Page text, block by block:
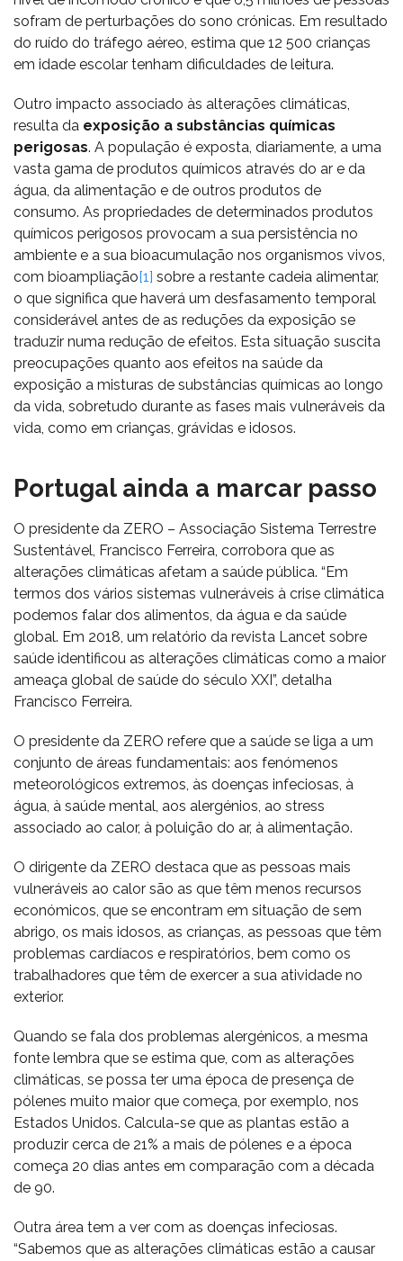
sofram de perturbações do sono crónicas. Em resultado
do ruído do tráfego aéreo, estima que 12 500 crianças
em idade escolar tenham dificuldades de leitura.
Outro impacto associado às alterações climáticas,
resulta da exposição a substâncias químicas
perigosas. A população é exposta, diariamente, a uma
vasta gama de produtos químicos através do ar e da
água, da alimentação e de outros produtos de
consumo. As propriedades de determinados produtos
químicos perigosos provocam a sua persistência no
ambiente e a sua bioacumulação nos organismos vivos,
com bioampliação[1] sobre a restante cadeia alimentar,
o que significa que haverá um desfasamento temporal
considerável antes de as reduções da exposição se
traduzir numa redução de efeitos. Esta situação suscita
preocupações quanto aos efeitos na saúde da
exposição a misturas de substâncias químicas ao longo
da vida, sobretudo durante as fases mais vulneráveis da
vida, como em crianças, grávidas e idosos.
Portugal ainda a marcar passo
O presidente da ZERO – Associação Sistema Terrestre
Sustentável, Francisco Ferreira, corrobora que as
alterações climáticas afetam a saúde pública. “Em
termos dos vários sistemas vulneráveis à crise climática
podemos falar dos alimentos, da água e da saúde
global. Em 2018, um relatório da revista Lancet sobre
saúde identificou as alterações climáticas como a maior
ameaça global de saúde do século XXI”, detalha
Francisco Ferreira.
O presidente da ZERO refere que a saúde se liga a um
conjunto de áreas fundamentais: aos fenómenos
meteorológicos extremos, às doenças infeciosas, à
água, à saúde mental, aos alergénios, ao stress
associado ao calor, à poluição do ar, à alimentação.
O dirigente da ZERO destaca que as pessoas mais
vulneráveis ao calor são as que têm menos recursos
económicos, que se encontram em situação de sem
abrigo, os mais idosos, as crianças, as pessoas que têm
problemas cardíacos e respiratórios, bem como os
trabalhadores que têm de exercer a sua atividade no
exterior.
Quando se fala dos problemas alergénicos, a mesma
fonte lembra que se estima que, com as alterações
climáticas, se possa ter uma época de presença de
pólenes muito maior que começa, por exemplo, nos
Estados Unidos. Calcula-se que as plantas estão a
produzir cerca de 21% a mais de pólenes e a época
começa 20 dias antes em comparação com a década
de 90.
Outra área tem a ver com as doenças infeciosas.
“Sabemos que as alterações climáticas estão a causar